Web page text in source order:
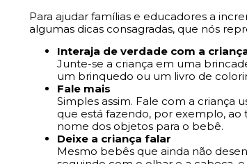
Para ajudar famílias e educadores a
algumas dicas consagradas, que nós
Interaja de verdade com a
Junte-se a criança em uma
um brinquedo ou um livro de
Fale mais
Simples assim. Fale com a criança
que está fazendo, por exemplo, ao
nome dos objetos para o bebê.
Deixe a criança falar
Mesmo bebês que ainda não